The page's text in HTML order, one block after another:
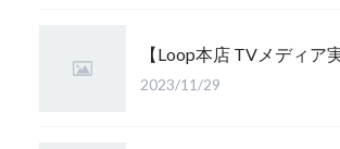
【Loop本店 TVメディア
2023/11/29